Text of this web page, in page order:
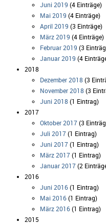
Juni 2019 (4 Einträge)
Mai 2019 (4 Einträge)
April 2019 (3 Einträge)
März 2019 (4 Einträge)
Februar 2019 (3
Januar 2019 (4
2018
Dezember 2018 (3
November 2018 (3
Juni 2018 (1 Eintrag)
2017
Oktober 2017(3
Juli 2017(1 Eintrag)
Juni 2017(1 Eintrag)
März 2017(1 Eintrag)
Januar 2017(2
2016
Juni 2016(1 Eintrag)
Mai 2016(1 Eintrag)
März 2016(1 Eintrag)
2015